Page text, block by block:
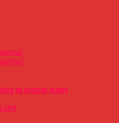
un orgasm intens